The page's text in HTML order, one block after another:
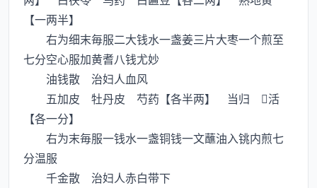
【一两半】
右为细末毎服二大钱水一盏姜三片大枣一个煎至
七分空心服加黄耆八钱尤妙
油钱散 治妇人血风
五加皮 牡丹皮 芍药【各半两】 当归 活
【各一分】
右为末毎服一钱水一盏铜钱一文蘸油入铫内煎七
分温服
千金散 治妇人赤白带下